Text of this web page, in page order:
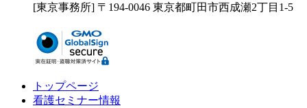
[東京事務所] 〒194-0046 東京都町田市西成瀬2丁目1-5
トップページ
看護セミナー情報